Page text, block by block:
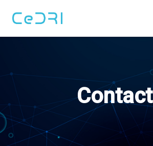
CeDRI
People
Contact
Login
Contact